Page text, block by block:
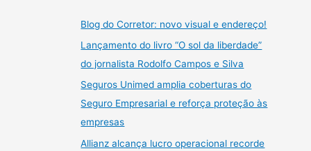
Blog do Corretor: novo visual e endereço!
Lançamento do livro “O sol da liberdade”
do jornalista Rodolfo Campos e Silva
Seguros Unimed amplia coberturas do
Seguro Empresarial e reforça proteção às
empresas
Allianz alcança lucro operacional recorde